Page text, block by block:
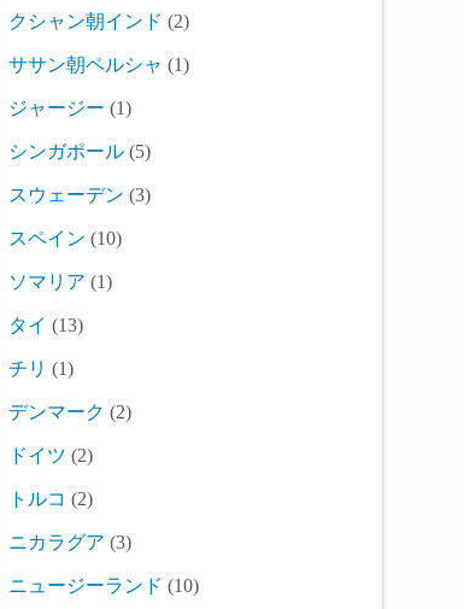
クシャン朝インド (2)
ササン朝ペルシャ (1)
ジャージー (1)
シンガポール (5)
スウェーデン (3)
スペイン (10)
ソマリア (1)
タイ (13)
チリ (1)
デンマーク (2)
ドイツ (2)
トルコ (2)
ニカラグア (3)
ニュージーランド (10)